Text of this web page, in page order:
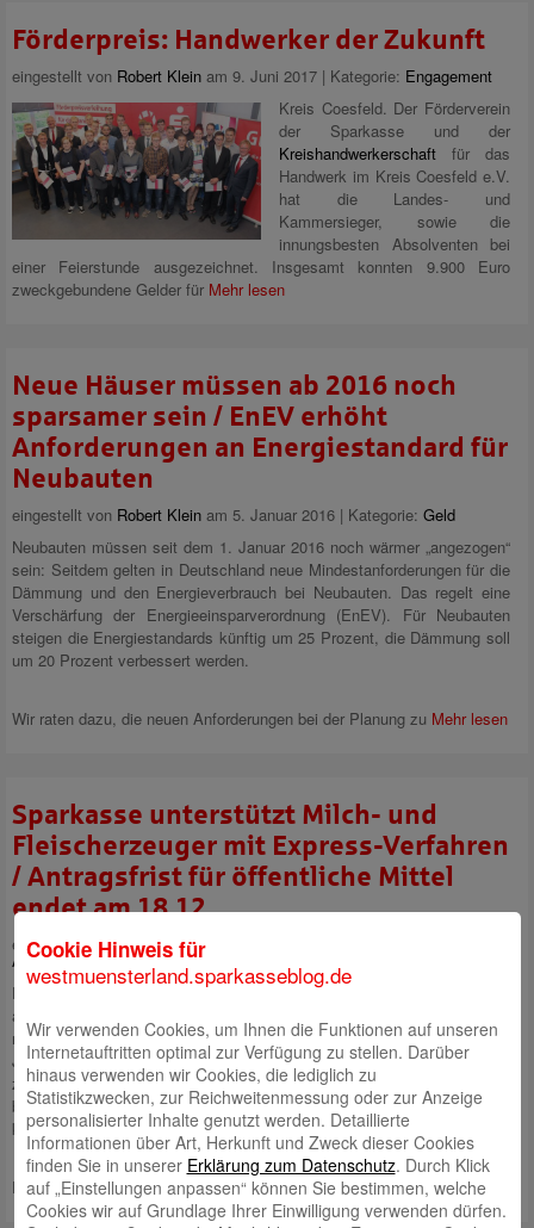
Förderpreis: Handwerker der Zukunft
eingestellt von Robert Klein am 9. Juni 2017 | Kategorie: Engagement
Kreis Coesfeld. Der Förderverein
der Sparkasse und der
Kreishandwerkerschaft für das
Handwerk im Kreis Coesfeld e.V.
hat die Landes- und
Kammersieger, sowie die
innungsbesten Absolventen bei
einer Feierstunde ausgezeichnet. Insgesamt konnten 9.900 Euro
zweckgebundene Gelder für Mehr lesen
Neue Häuser müssen ab 2016 noch
sparsamer sein / EnEV erhöht
Anforderungen an Energiestandard für
Neubauten
eingestellt von Robert Klein am 5. Januar 2016 | Kategorie: Geld
Neubauten müssen seit dem 1. Januar 2016 noch wärmer „angezogen“
sein: Seitdem gelten in Deutschland neue Mindestanforderungen für die
Dämmung und den Energieverbrauch bei Neubauten. Das regelt eine
Verschärfung der Energieeinsparverordnung (EnEV). Für Neubauten
steigen die Energiestandards künftig um 25 Prozent, die Dämmung soll
um 20 Prozent verbessert werden.
Wir raten dazu, die neuen Anforderungen bei der Planung zu Mehr lesen
Sparkasse unterstützt Milch- und
Fleischerzeuger mit Express-Verfahren
/ Antragsfrist für öffentliche Mittel
endet am 18.12.
eingestellt vonRobert Klein
Allgemein
Die zuletzt stark gesunkenen Preise für Milch und Fleisch wirken sich
auch auf landwirtschaftliche Betriebe im Westmünsterland aus. „Die
niedrigen Erlöse drücken auf die Liquidität“, erklärt Vorstandsmitglied
Jürgen Büngeler. „Wir helfen den betroffenen Landwirten, diese Situation
zu überbrücken.“ Er weist auf ein aktuelles Liquiditätshilfeprogramm hin,
bei dem Kredite der Hausbank mit Fördergeldern kombiniert werden
können.
Dabei unterstützt die BundesanstaltMehr lesen
Cookie Hinweis für
westmuensterland.sparkasseblog.de
Wir verwenden Cookies, um Ihnen die Funktionen auf unseren
Internetauftritten optimal zur Verfügung zu stellen. Darüber
hinaus verwenden wir Cookies, die lediglich zu
Statistikzwecken, zur Reichweitenmessung oder zur Anzeige
personalisierter Inhalte genutzt werden. Detaillierte
Informationen über Art, Herkunft und Zweck dieser Cookies
finden Sie in unserer Erklärung zum Datenschutz. Durch Klick
auf „Einstellungen anpassen“ können Sie bestimmen, welche
Cookies wir auf Grundlage Ihrer Einwilligung verwenden dürfen.